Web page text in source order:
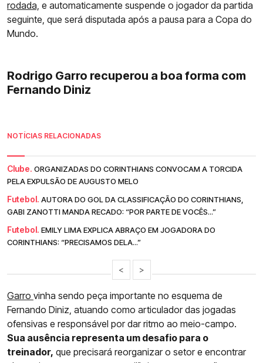
rodada, e automaticamente suspende o jogador da partida
seguinte, que será disputada após a pausa para a Copa do
Mundo.
Rodrigo Garro recuperou a boa forma com
Fernando Diniz
NOTÍCIAS RELACIONADAS
Clube. ORGANIZADAS DO CORINTHIANS CONVOCAM A TORCIDA
PELA EXPULSÃO DE AUGUSTO MELO
Futebol. AUTORA DO GOL DA CLASSIFICAÇÃO DO CORINTHIANS,
GABI ZANOTTI MANDA RECADO: “POR PARTE DE VOCÊS...”
Futebol. EMILY LIMA EXPLICA ABRAÇO EM JOGADORA DO
CORINTHIANS: “PRECISAMOS DELA...”
< >
Garro vinha sendo peça importante no esquema de
Fernando Diniz, atuando como articulador das jogadas
ofensivas e responsável por dar ritmo ao meio-campo.
Sua ausência representa um desafio para o
treinador, que precisará reorganizar o setor e encontrar